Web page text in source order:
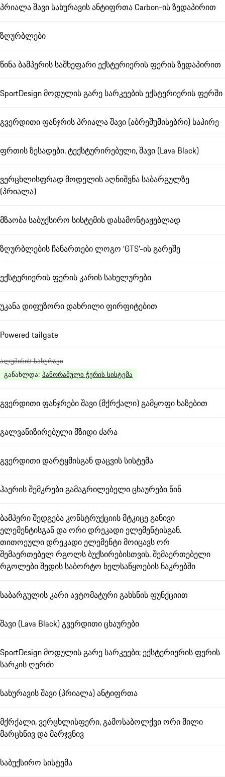
პრიალა შავი სახურავის ანტიფრთა Carbon-ის ზედაპირით
ზღურბლები
წინა ბამპერის საშხეფარი ექსტერიერის ფერის ზედაპირით
SportDesign მოდულის გარე სარკეების ექსტერიერის ფერში
გვერდითი ფანჯრის პრიალა შავი (აბრეშუმისებრი) საპირე
ფრთის ზესადები, ტექსტურირებული, შავი (Lava Black)
ვერცხლისფრად მოდელის აღნიშვნა საბარგულზე
(პრიალა)
მზაობა საბუქსირო სისტემის დასამონტაჟებლად
ზღურბლების ჩანართები ლოგო ‘GTS’-ის გარეშე
ექსტერიერის ფერის კარის სახელურები
უკანა დიფუზორი დახრილი ფირფიტებით
Powered tailgate
ალუმინის სახურავი
განახლდა: პანორამული ჭერის სისტემა
გვერდითი ფანჯრები შავი (მქრქალი) გამყოფი ხაზებით
გალვანიზირებული მზიდი ძარა
გვერდითი დარტყმისგან დაცვის სისტემა
ჰაერის შემკრები გამაგრილებელი ცხაურები წინ
ბამპერი შედგება კონსტრუქციის მტკიცე განივი
ელემენტისგან და ორი დრეკადი ელემენტისგან.
თითოეული დრეკადი ელემენტი მოიცავს ორ
შემაერთებელ რგოლს ბუქსირებისთვის. შემაერთებელი
რგოლები შედის საბორტო ხელსაწყოების ნაკრებში
საბარგულის კარი ავტომატური გახსნის ფუნქციით
შავი (Lava Black) გვერდითი ცხაურები
SportDesign მოდულის გარე სარკეები; ექსტერიერის ფერის
სარკის ღერძი
სახურავის შავი (პრიალა) ანტიფრთა
მქრქალი, ვერცხლისფერი, გამოსაბოლქვი ორი მილი
მარცხნივ და მარჯვნივ
საბუქსირო სისტემა